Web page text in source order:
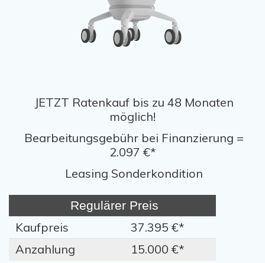
JETZT Ratenkauf bis zu 48 Monaten
möglich!
Bearbeitungsgebühr bei Finanzierung =
2.097 €*
Leasing Sonderkondition
Regulärer Preis
Kaufpreis
37.395 €*
Anzahlung
15.000 €*